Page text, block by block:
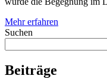
Mehr erfahren
Suchen
Beiträge